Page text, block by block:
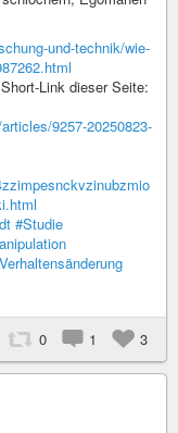
und-technik/wie-
Link dieser Seite:
9257-20250823-
#Studie
0 1 3